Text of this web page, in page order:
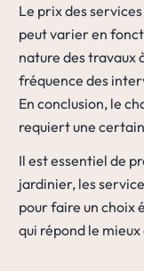
Le prix des
peut varier en
nature des travaux
fréquence des
En conclusion, le
requiert une
Il est essentiel de
jardinier, les
pour faire un choix
qui répond le